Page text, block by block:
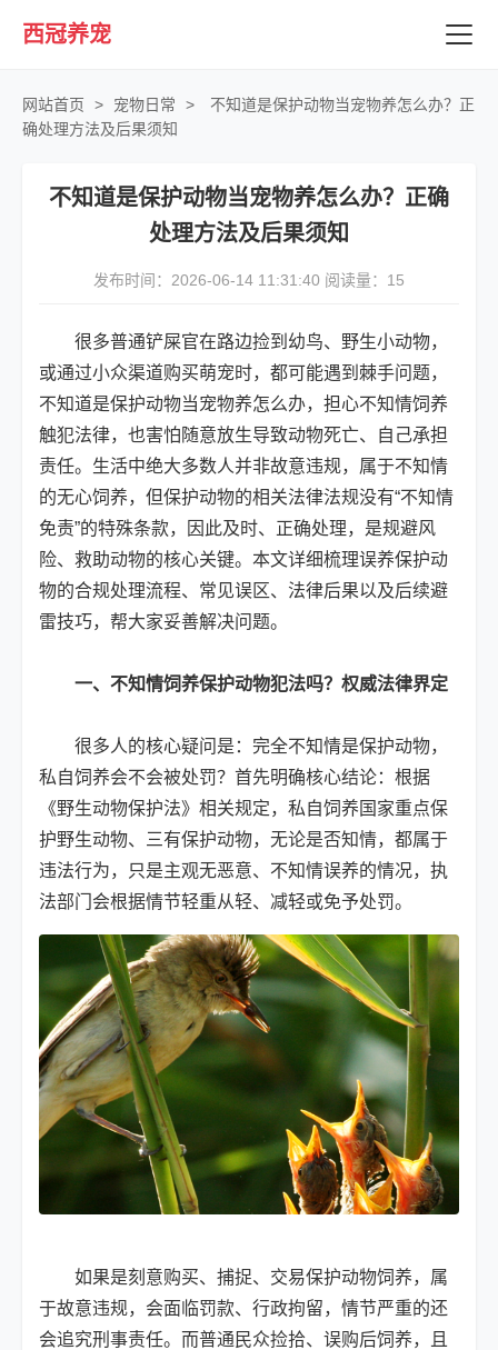
西冠养宠
网站首页 > 宠物日常 >
不知道是保护动物当宠物养怎么办？正
确处理方法及后果须知
不知道是保护动物当宠物养怎么办？正确
处理方法及后果须知
发布时间：2026-06-14 11:31:40 阅读量： 15
很多普通铲屎官在路边捡到幼鸟、野生小动物，
或通过小众渠道购买萌宠时，都可能遇到棘手问题，
不知道是保护动物当宠物养怎么办，担心不知情饲养
触犯法律，也害怕随意放生导致动物死亡、自己承担
责任。生活中绝大多数人并非故意违规，属于不知情
的无心饲养，但保护动物的相关法律法规没有“不知情
免责”的特殊条款，因此及时、正确处理，是规避风
险、救助动物的核心关键。本文详细梳理误养保护动
物的合规处理流程、常见误区、法律后果以及后续避
雷技巧，帮大家妥善解决问题。
一、不知情饲养保护动物犯法吗？权威法律界定
很多人的核心疑问是：完全不知情是保护动物，
私自饲养会不会被处罚？首先明确核心结论：根据
《野生动物保护法》相关规定，私自饲养国家重点保
护野生动物、三有保护动物，无论是否知情，都属于
违法行为，只是主观无恶意、不知情误养的情况，执
法部门会根据情节轻重从轻、减轻或免予处罚。
如果是刻意购买、捕捉、交易保护动物饲养，属
于故意违规，会面临罚款、行政拘留，情节严重的还
会追究刑事责任。而普通民众捡拾、误购后饲养，且